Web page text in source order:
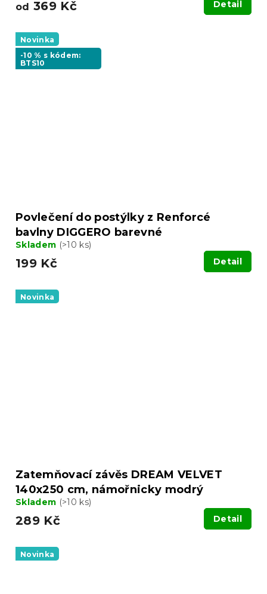
od 369 Kč Detail
Novinka
-10 % s kódem:
BTS10
Povlečení do postýlky z Renforcé
bavlny DIGGERO barevné
Skladem (>10 ks)
199 Kč Detail
Novinka
Zatemňovací závěs DREAM VELVET
140x250 cm, námořnicky modrý
Skladem (>10 ks)
289 Kč Detail
Novinka